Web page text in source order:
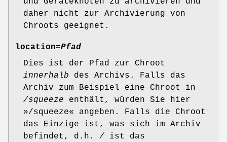
daher nicht zur Archivierung von
Chroots geeignet.
location=Pfad
Dies ist der Pfad zur Chroot
innerhalb des Archivs. Falls das
Archiv zum Beispiel eine Chroot in
/squeeze enthält, würden Sie hier
»/squeeze« angeben. Falls die Chroot
das Einzige ist, was sich im Archiv
befindet, d.h. / ist das